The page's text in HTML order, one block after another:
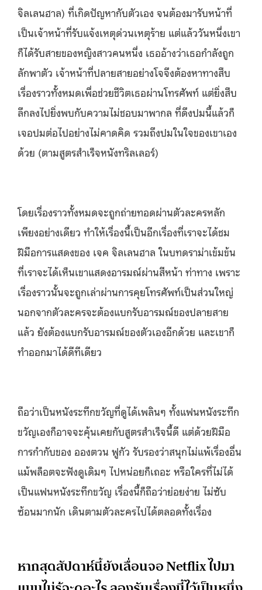
จิลเลนฮาล) ที่เกิดปัญหากับตัวเอง จนต้องมารับหน้าที่
เป็นเจ้าหน้าที่รับแจ้งเหตุด่วนเหตุร้าย แต่แล้ววันหนึ่งเขา
ก็ได้รับสายของหญิงสาวคนหนึ่ง เธออ้างว่าเธอกำลังถูก
ลักพาตัว เจ้าหน้าที่ปลายสายอย่างโจจึงต้องหาทางสืบ
เรื่องราวทั้งหมดเพื่อช่วยชีวิตเธอผ่านโทรศัพท์ แต่ยิ่งสืบ
ลึกลงไปยิ่งพบกับความไม่ชอบมาพากล ที่ดึงปมนี้แล้วก็
เจอปมต่อไปอย่างไม่คาดคิด รวมถึงปมในใจของเขาเอง
ด้วย (ตามสูตรสำเร็จหนังทริลเลอร์)
โดยเรื่องราวทั้งหมดจะถูกถ่ายทอดผ่านตัวละครหลัก
เพียงอย่างเดียว ทำให้เรื่องนี้เป็นอีกเรื่องที่เราจะได้ชม
ฝีมือการแสดงของ เจค จิลเลนฮาล ในบทดราม่าเข้มข้น
ที่เราจะได้เห็นเขาแสดงอารมณ์ผ่านสีหน้า ท่าทาง เพราะ
เรื่องราวนั้นจะถูกเล่าผ่านการคุยโทรศัพท์เป็นส่วนใหญ่
นอกจากตัวละครจะต้องแบกรับอารมณ์ของปลายสาย
แล้ว ยังต้องแบกรับอารมณ์ของตัวเองอีกด้วย และเขาก็
ทำออกมาได้ดีทีเดียว
ถือว่าเป็นหนังระทึกขวัญที่ดูได้เพลินๆ ทั้งแฟนหนังระทึก
ขวัญเองก็อาจจะคุ้นเคยกับสูตรสำเร็จนี้ดี แต่ด้วยฝีมือ
การกำกับของ อองตวน ฟูกัว รับรองว่าสนุกไม่แพ้เรื่องอื่น
แม้พล็อตจะฟังดูเดิมๆ ไปหน่อยก็เถอะ หรือใครที่ไม่ได้
เป็นแฟนหนังระทึกขวัญ เรื่องนี้ก็ถือว่าย่อยง่าย ไม่ซับ
ซ้อนมากนัก เดินตามตัวละครไปได้ตลอดทั้งเรื่อง
หากสุดสัปดาห์นี้ยังเลื่อนจอ Netflix ไปมา